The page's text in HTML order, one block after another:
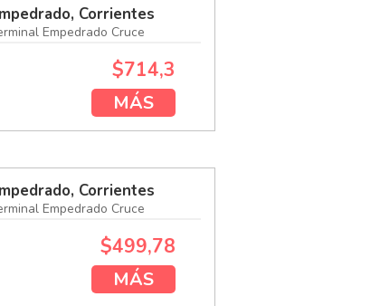
Corrientes
Empedrado Cruce
$714,3
MÁS
Corrientes
Empedrado Cruce
$499,78
MÁS